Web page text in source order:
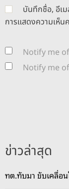
บันทึกชื่อ, อีเม
การแสดงความเห็น
Notify me
Notify me
ข่าวล่าสุด
ทต.ทับมา ขับเคลื่อน